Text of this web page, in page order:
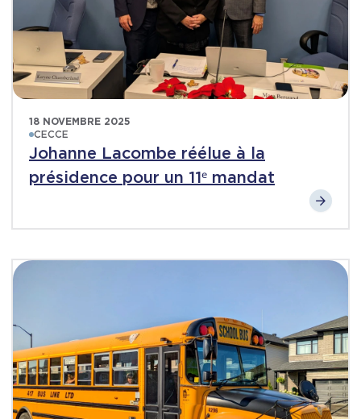
18 NOVEMBRE 2025
CECCE
Johanne Lacombe réélue à la
présidence pour un 11ᵉ mandat